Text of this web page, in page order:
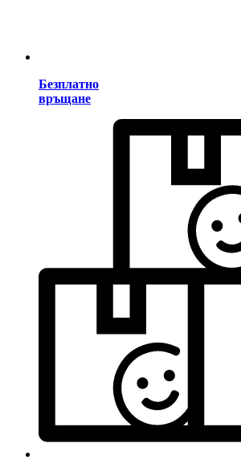
Безплатно
връщане